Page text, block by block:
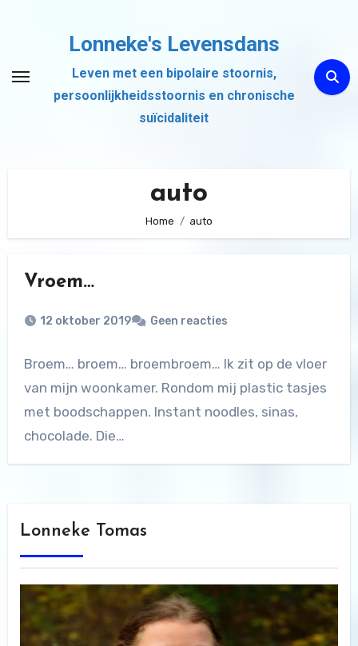
inhoud
Lonneke's Levensdans
Leven met een bipolaire stoornis,
persoonlijkheidsstoornis en chronische
suïcidaliteit
auto
Home auto
Vroem…
12 oktober 2019 Geen reacties
Broem… broem… broembroem… Ik zit op de vloer
van mijn woonkamer. Rondom mij plastic tasjes
met boodschappen. Instant noodles, sinas,
chocolade. Die…
Lonneke Tomas